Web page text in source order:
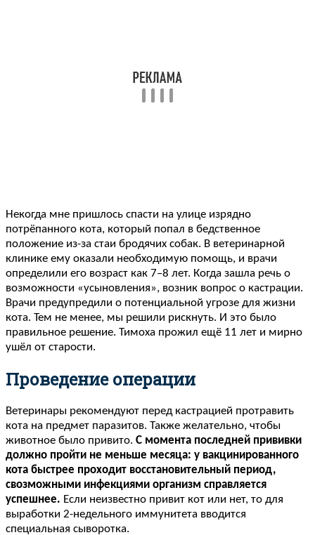
Некогда мне пришлось спасти на улице изрядно
потрёпанного кота, который попал в бедственное
положение из-за стаи бродячих собак. В ветеринарной
клинике ему оказали необходимую помощь, и врачи
определили его возраст как 7–8 лет. Когда зашла речь о
возможности «усыновления», возник вопрос о кастрации.
Врачи предупредили о потенциальной угрозе для жизни
кота. Тем не менее, мы решили рискнуть. И это было
правильное решение. Тимоха прожил ещё 11 лет и мирно
ушёл от старости.
Проведение операции
Ветеринары рекомендуют перед кастрацией протравить
кота на предмет паразитов. Также желательно, чтобы
животное было привито. С момента последней прививки
должно пройти не меньше месяца: у вакцинированного
кота быстрее проходит восстановительный период,
свозможными инфекциями организм справляется
успешнее. Если неизвестно привит кот или нет, то для
выработки 2-недельного иммунитета вводится
специальная сыворотка.